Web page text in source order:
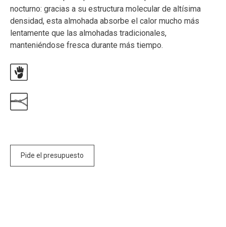
nocturno: gracias a su estructura molecular de altísima
densidad, esta almohada absorbe el calor mucho más
lentamente que las almohadas tradicionales,
manteniéndose fresca durante más tiempo.
Pide el presupuesto